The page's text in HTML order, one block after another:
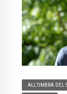
ALL’OMBRA DEL